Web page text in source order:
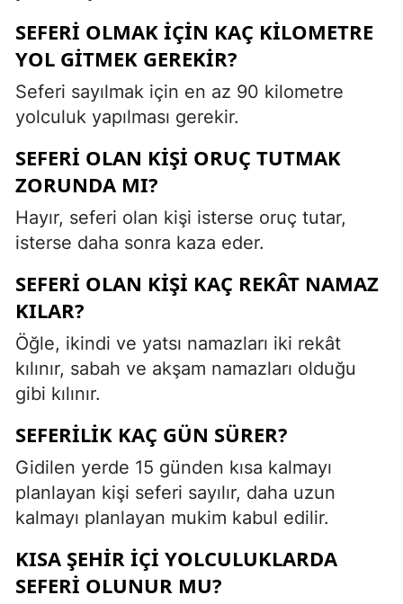
SEFERI OLMAK IÇIN KAÇ KILOMETRE
YOL GITMEK GEREKIR?
Seferi sayılmak için en az 90 kilometre
yolculuk yapılması gerekir.
SEFERI OLAN KIŞI ORUÇ TUTMAK
ZORUNDA MI?
Hayır, seferi olan kişi isterse oruç tutar,
isterse daha sonra kaza eder.
SEFERI OLAN KIŞI KAÇ REKÂT NAMAZ
KILAR?
Öğle, ikindi ve yatsı namazları iki rekât
kılınır, sabah ve akşam namazları olduğu
gibi kılınır.
SEFERILIK KAÇ GÜN SÜRER?
Gidilen yerde 15 günden kısa kalmayı
planlayan kişi seferi sayılır, daha uzun
kalmayı planlayan mukim kabul edilir.
KISA ŞEHIR IÇI YOLCULUKLARDA
SEFERI OLUNUR MU?